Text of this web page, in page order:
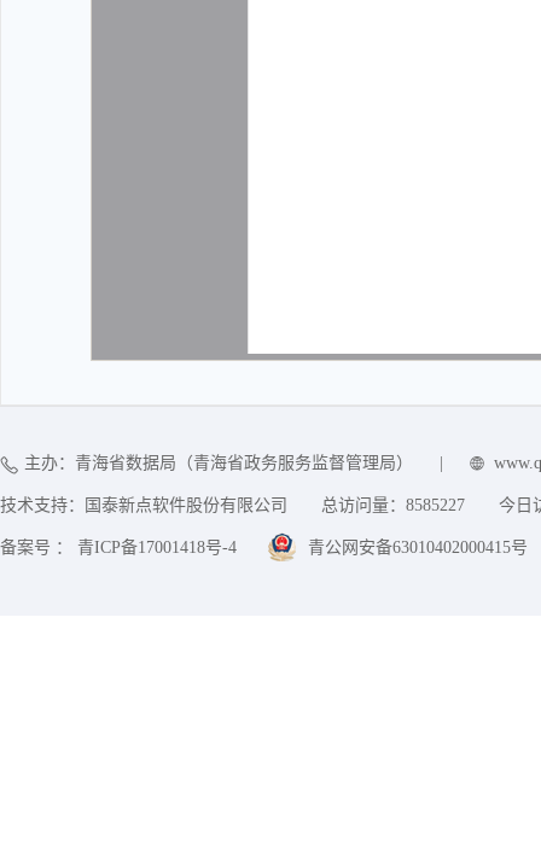
主办：青海省数据局（青海省政务服务监督管理局）
技术支持：国泰新点软件股份有限公司 总访问量： 8585227 今日
备案号 ： 青ICP备17001418号-4 青公网安备63010402000415号